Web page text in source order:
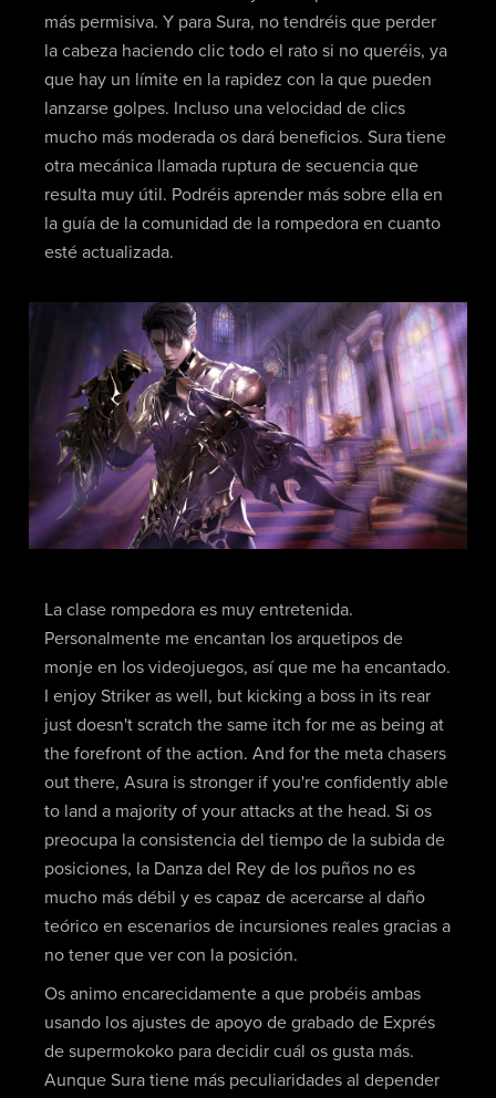
más permisiva. Y para Sura, no tendréis que perder
la cabeza haciendo clic todo el rato si no queréis, ya
que hay un límite en la rapidez con la que pueden
lanzarse golpes. Incluso una velocidad de clics
mucho más moderada os dará beneficios. Sura tiene
otra mecánica llamada ruptura de secuencia que
resulta muy útil. Podréis aprender más sobre ella en
la guía de la comunidad de la rompedora en cuanto
esté actualizada.
La clase rompedora es muy entretenida.
Personalmente me encantan los arquetipos de
monje en los videojuegos, así que me ha encantado.
I enjoy Striker as well, but kicking a boss in its rear
just doesn't scratch the same itch for me as being at
the forefront of the action. And for the meta chasers
out there, Asura is stronger if you're confidently able
to land a majority of your attacks at the head. Si os
preocupa la consistencia del tiempo de la subida de
posiciones, la Danza del Rey de los puños no es
mucho más débil y es capaz de acercarse al daño
teórico en escenarios de incursiones reales gracias a
no tener que ver con la posición.
Os animo encarecidamente a que probéis ambas
usando los ajustes de apoyo de grabado de Exprés
de supermokoko para decidir cuál os gusta más.
Aunque Sura tiene más peculiaridades al depender